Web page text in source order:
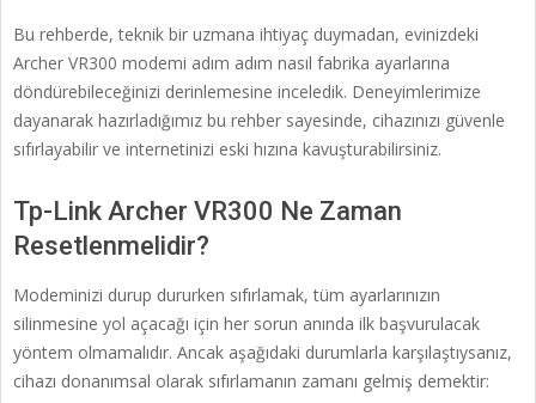
Bu rehberde, teknik bir uzmana ihtiyaç duymadan, evinizdeki
Archer VR300 modemi adım adım nasıl fabrika ayarlarına
döndürebileceğinizi derinlemesine inceledik. Deneyimlerimize
dayanarak hazırladığımız bu rehber sayesinde, cihazınızı güvenle
sıfırlayabilir ve internetinizi eski hızına kavuşturabilirsiniz.
Tp-Link Archer VR300 Ne Zaman
Resetlenmelidir?
Modeminizi durup dururken sıfırlamak, tüm ayarlarınızın
silinmesine yol açacağı için her sorun anında ilk başvurulacak
yöntem olmamalıdır. Ancak aşağıdaki durumlarla karşılaştıysanız,
cihazı donanımsal olarak sıfırlamanın zamanı gelmiş demektir: